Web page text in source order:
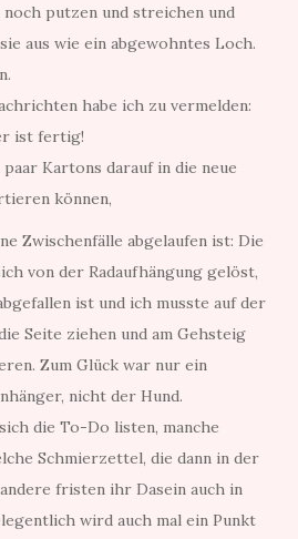
noch putzen und streichen und
aus wie ein abgewohntes Loch.
habe ich zu vermelden:
ist fertig!
Kartons darauf in die neue
können,
Zwischenfälle abgelaufen ist: Die
von der Radaufhängung gelöst,
ist und ich musste auf der
Seite ziehen und am Gehsteig
Zum Glück war nur ein
nicht der Hund.
die To-Do listen, manche
Schmierzettel, die dann in der
fristen ihr Dasein auch in
wird auch mal ein Punkt